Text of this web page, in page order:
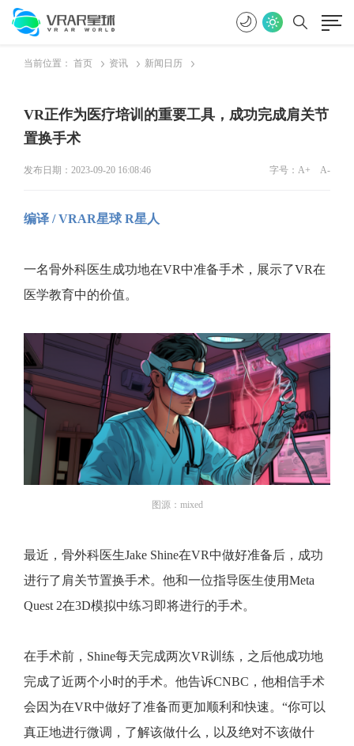
当前位置： 首页 资讯 新闻日历
VR正作为医疗培训的重要工具，成功完成肩关节
置换手术
发布日期：2023-09-20 16:08:46 字号： A+ A-
编译 / VRAR星球 R星人
一名骨外科医生成功地在VR中准备手术，展示了VR在
医学教育中的价值。
图源：mixed
最近，骨外科医生Jake Shine在VR中做好准备后，成功
进行了肩关节置换手术。他和一位指导医生使用Meta
Quest 2在3D模拟中练习即将进行的手术。
在手术前，Shine每天完成两次VR训练，之后他成功地
完成了近两个小时的手术。他告诉CNBC，他相信手术
会因为在VR中做好了准备而更加顺利和快速。“你可以
真正地进行微调，了解该做什么，以及绝对不该做什